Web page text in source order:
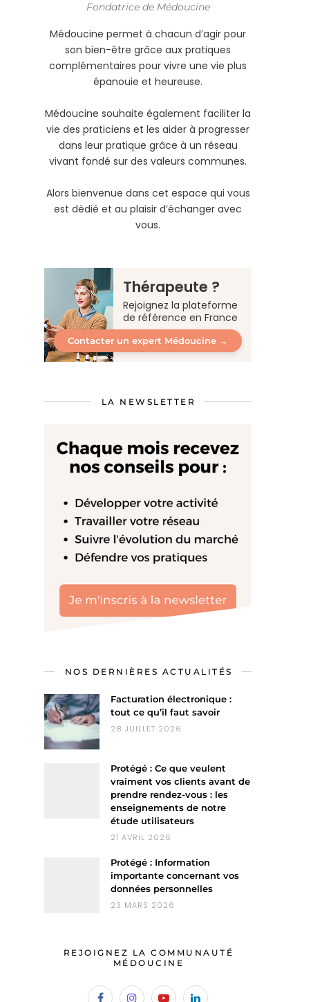
Fondatrice de Médoucine
Médoucine permet à chacun d’agir pour
son bien-être grâce aux pratiques
complémentaires pour vivre une vie plus
épanouie et heureuse.
Médoucine souhaite également faciliter la
vie des praticiens et les aider à progresser
dans leur pratique grâce à un réseau
vivant fondé sur des valeurs communes.
Alors bienvenue dans cet espace qui vous
est dédié et au plaisir d’échanger avec
vous.
Thérapeute ?
Rejoignez la plateforme
de référence en France
Contacter un expert Médoucine →
LA NEWSLETTER
NOS DERNIÈRES ACTUALITÉS
Facturation électronique :
tout ce qu’il faut savoir
28 JUILLET 2026
Protégé : Ce que veulent
vraiment vos clients avant de
prendre rendez-vous : les
enseignements de notre
étude utilisateurs
21 AVRIL 2026
Protégé : Information
importante concernant vos
données personnelles
23 MARS 2026
REJOIGNEZ LA COMMUNAUTÉ
MÉDOUCINE